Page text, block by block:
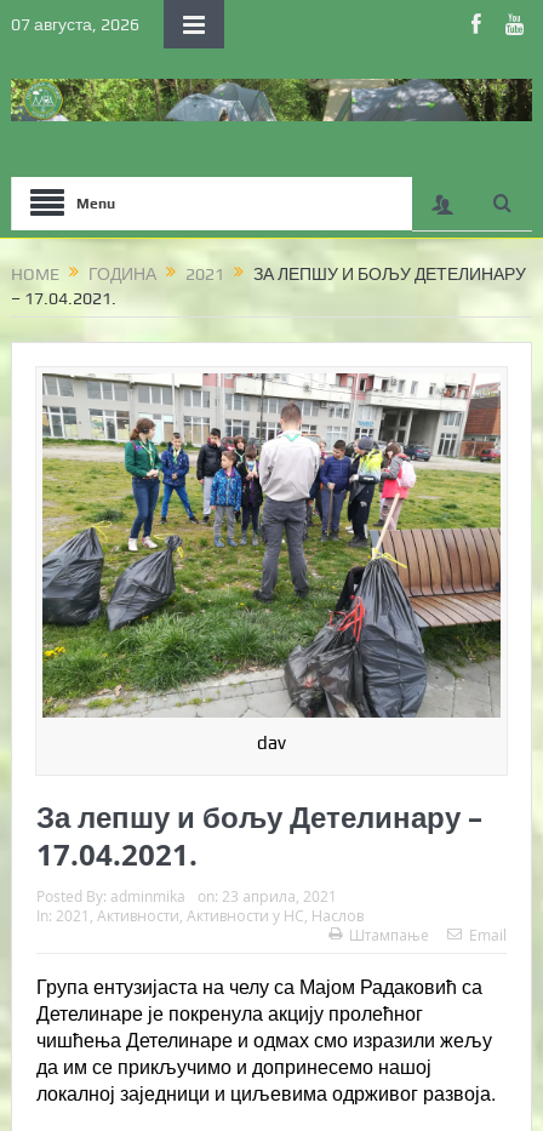
07 августа, 2026
Menu
HOME ГОДИНА 2021
ЗА ЛЕПШУ И БОЉУ ДЕТЕЛИНАРУ
– 17.04.2021.
dav
За лепшу и бољу Детелинару –
17.04.2021.
Posted By: adminmika on: 23 априла, 2021
In: 2021 Активности Активности у НС Наслов
Штампање
Email
Група ентузијаста на челу са Мајом Радаковић са
Детелинаре је покренула акцију пролећног
чишћења Детелинаре и одмах смо изразили жељу
да им се прикључимо и допринесемо нашој
локалној заједници и циљевима одрживог развоја.